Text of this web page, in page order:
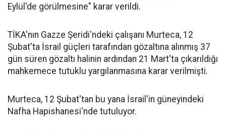
Eylül'de görülmesine" karar verildi.
TİKA'nın Gazze Şeridi'ndeki çalışanı Murteca, 12
Şubat'ta İsrail güçleri tarafından gözaltına alınmış 37
gün süren gözaltı halinin ardından 21 Mart'ta çıkarıldığı
mahkemece tutuklu yargılanmasına karar verilmişti.
Murteca, 12 Şubat'tan bu yana İsrail'in güneyindeki
Nafha Hapishanesi'nde tutuluyor.